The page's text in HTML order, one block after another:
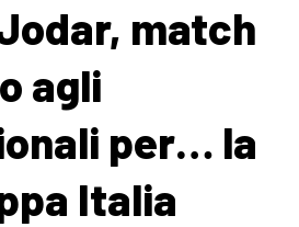
match
agli
per… la
Italia